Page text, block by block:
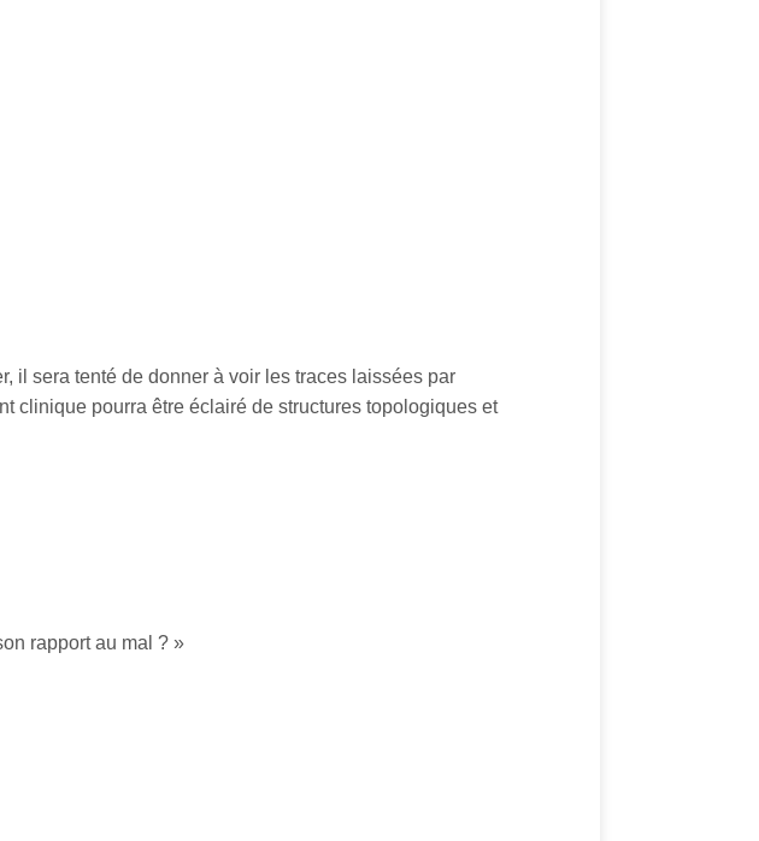
il sera tenté de donner à voir les traces laissées par
clinique pourra être éclairé de structures topologiques et
rapport au mal ? »